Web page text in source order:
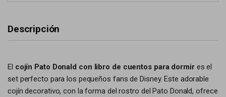
Descripción
El cojín Pato Donald con libro de cuentos para dormires el
set perfecto para los pequeños fans de Disney. Este adorable
cojín decorativo, con la forma del rostro del Pato Donald, ofrece